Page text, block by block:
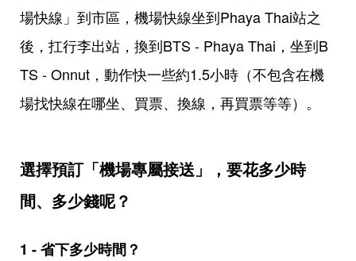
場快線」到市區，機場快線坐到Phaya Thai站之
後，扛行李出站，換到BTS - Phaya Thai，坐到B
TS - Onnut，動作快一些約1.5小時（不包含在機
場找快線在哪坐、買票、換線，再買票等等）。
選擇預訂「機場專屬接送」，要花多少時
間、多少錢呢？
1 - 省下多少時間？